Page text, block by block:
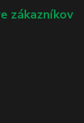
zákazníkov